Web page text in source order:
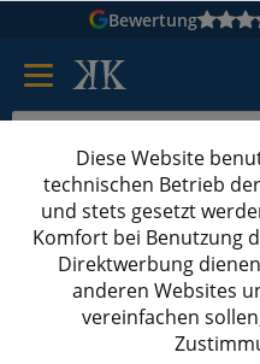
Bewertung
Kartons bedrucken
Flaschenkarton
400x280x220 mm 6er
Diese Website
technischen Betrieb
und stets gesetzt
Komfort bei Benutzung
Direktwerbung
anderen Websites
vereinfachen